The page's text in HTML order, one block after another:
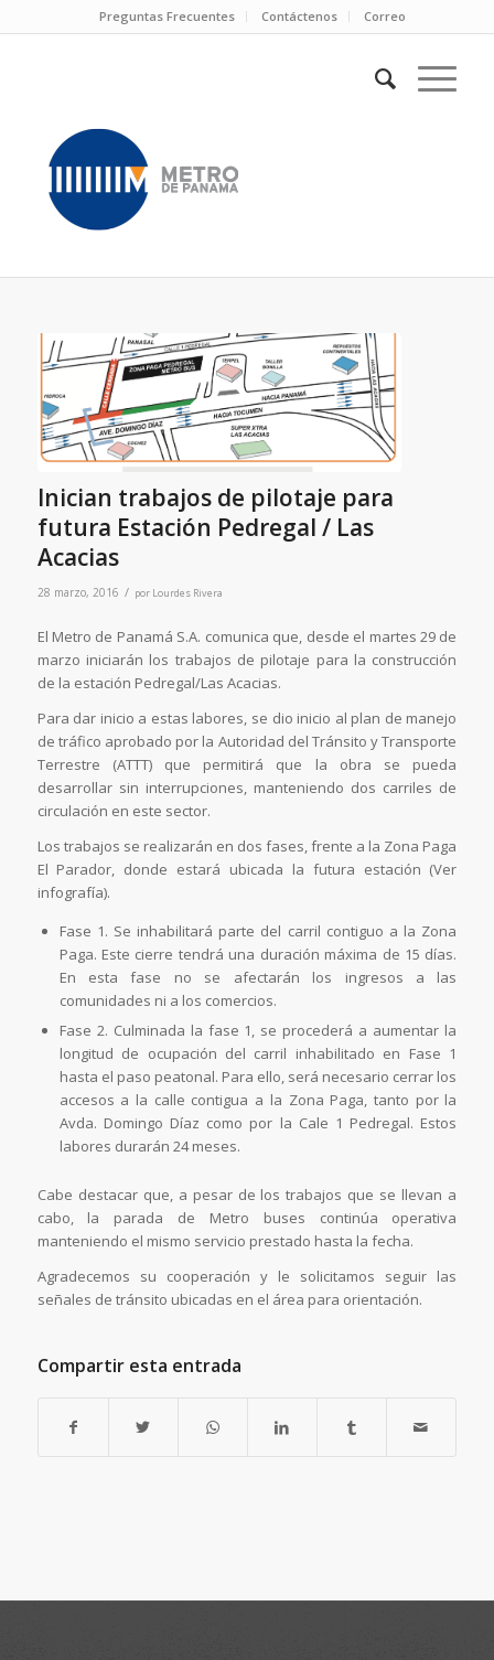
Preguntas Frecuentes Contáctenos Correo
Inician trabajos de pilotaje para
futura Estación Pedregal / Las
Acacias
28 marzo, 2016 / por Lourdes Rivera
El Metro de Panamá S.A. comunica que, desde el martes 29 de
marzo iniciarán los trabajos de pilotaje para la construcción
de la estación Pedregal/Las Acacias.
Para dar inicio a estas labores, se dio inicio al plan de manejo
de tráfico aprobado por la Autoridad del Tránsito y Transporte
Terrestre (ATTT) que permitirá que la obra se pueda
desarrollar sin interrupciones, manteniendo dos carriles de
circulación en este sector.
Los trabajos se realizarán en dos fases, frente a la Zona Paga
El Parador, donde estará ubicada la futura estación (Ver
infografía).
Fase 1. Se inhabilitará parte del carril contiguo a la Zona
Paga. Este cierre tendrá una duración máxima de 15 días.
En esta fase no se afectarán los ingresos a las
comunidades ni a los comercios.
Fase 2. Culminada la fase 1, se procederá a aumentar la
longitud de ocupación del carril inhabilitado en Fase 1
hasta el paso peatonal. Para ello, será necesario cerrar los
accesos a la calle contigua a la Zona Paga, tanto por la
Avda. Domingo Díaz como por la Cale 1 Pedregal. Estos
labores durarán 24 meses.
Cabe destacar que, a pesar de los trabajos que se llevan a
cabo, la parada de Metro buses continúa operativa
manteniendo el mismo servicio prestado hasta la fecha.
Agradecemos su cooperación y le solicitamos seguir las
señales de tránsito ubicadas en el área para orientación.
Compartir esta entrada